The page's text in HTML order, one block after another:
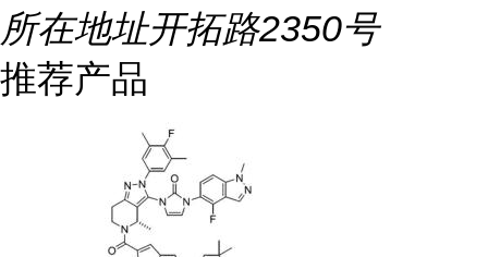
所在地址开拓路2350号
推荐产品